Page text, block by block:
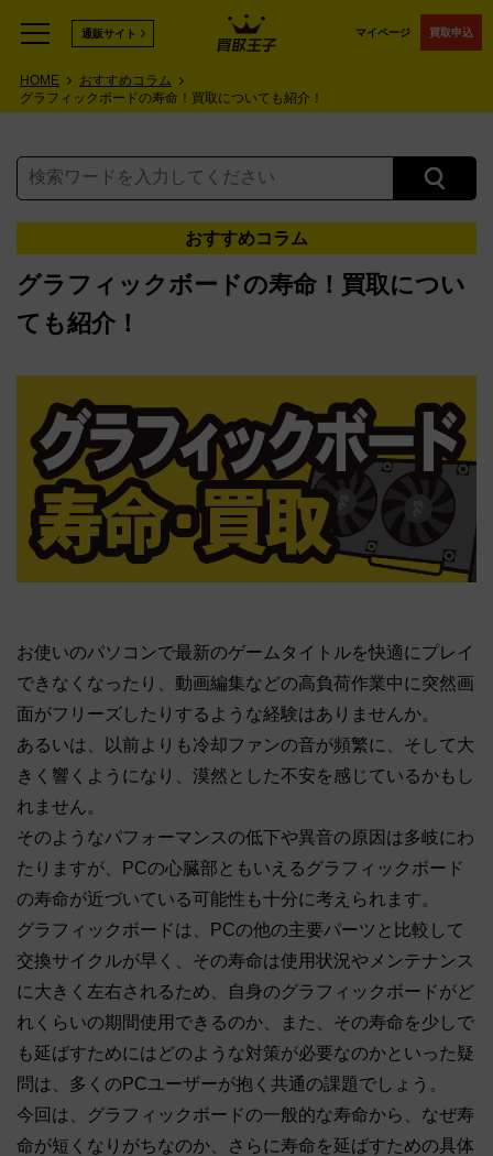
マイページ 買取申込
通販サイト
HOME
おすすめコラム
グラフィックボードの寿命！買取についても紹介！
おすすめコラム
グラフィックボードの寿命！買取につい
ても紹介！
お使いのパソコンで最新のゲームタイトルを快適にプレイ
できなくなったり、動画編集などの高負荷作業中に突然画
面がフリーズしたりするような経験はありませんか。
あるいは、以前よりも冷却ファンの音が頻繁に、そして大
きく響くようになり、漠然とした不安を感じているかもし
れません。
そのようなパフォーマンスの低下や異音の原因は多岐にわ
たりますが、PCの心臓部ともいえるグラフィックボード
の寿命が近づいている可能性も十分に考えられます。
グラフィックボードは、PCの他の主要パーツと比較して
交換サイクルが早く、その寿命は使用状況やメンテナンス
に大きく左右されるため、自身のグラフィックボードがど
れくらいの期間使用できるのか、また、その寿命を少しで
も延ばすためにはどのような対策が必要なのかといった疑
問は、多くのPCユーザーが抱く共通の課題でしょう。
今回は、グラフィックボードの一般的な寿命から、なぜ寿
命が短くなりがちなのか、さらに寿命を延ばすための具体